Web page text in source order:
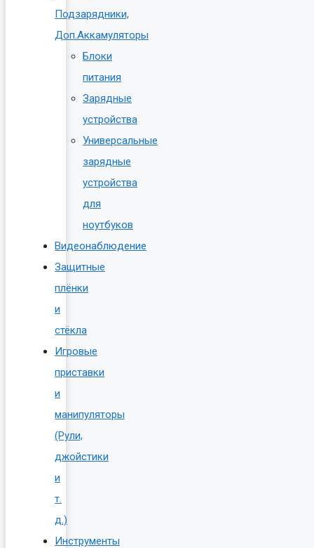
Подзарядники,
Доп.Аккамуляторы
Блоки
питания
Зарядные
устройства
Универсальные
зарядные
устройства
для
ноутбуков
Видеонаблюдение
Защитные
плёнки
и
стёкла
Игровые
приставки
и
манипуляторы
(Рули,
джойстики
и
т.
д.)
Инструменты